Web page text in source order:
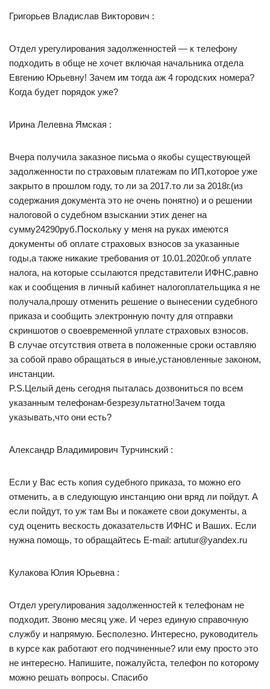
Григорьев Владислав Викторович :
Отдел урегулирования задолженностей — к телефону
подходить в обще не хочет включая начальника отдела
Евгению Юрьевну! Зачем им тогда аж 4 городских номера?
Когда будет порядок уже?
Ирина Лелевна Ямская :
Вчера получила заказное письма о якобы существующей
задолженности по страховым платежам по ИП,которое уже
закрыто в прошлом году, то ли за 2017.то ли за 2018г.(из
содержания документа это не очень понятно) и о решении
налоговой о судебном взыскании этих денег на
сумму24290руб.Поскольку у меня на руках имеются
документы об оплате страховых взносов за указанные
годы,а также никакие требования от 10.01.2020г.об уплате
налога, на которые ссылаются представители ИФНС,равно
как и сообщения в личный кабинет налогоплательщика я не
получала,прошу отменить решение о вынесении судебного
приказа и сообщить электронную почту для отправки
скриншотов о своевременной уплате страховых взносов.
В случае отсутствия ответа в положенные сроки оставляю
за собой право обращаться в иные,установленные законом,
инстанции.
P.S.Целый день сегодня пыталась дозвониться по всем
указанным телефонам-безрезультатно!Зачем тогда
указывать,что они есть?
Александр Владимирович Турчинский :
Если у Вас есть копия судебного приказа, то можно его
отменить, а в следующую инстанцию они вряд ли пойдут. А
если пойдут, то уж там Вы и покажете свои документы, а
суд оценить вескость доказательств ИФНС и Ваших. Если
нужна помощь, то обращайтесь E-mail: artutur@yandex.ru
Кулакова Юлия Юрьевна :
Отдел урегулирования задолженностей к телефонам не
подходит. Звоню месяц уже. И через единую справочную
службу и напрямую. Бесполезно. Интересно, руководитель
в курсе как работают его подчиненные? или ему просто это
не интересно. Напишите, пожалуйста, телефон по которому
можно решать вопросы. Спасибо